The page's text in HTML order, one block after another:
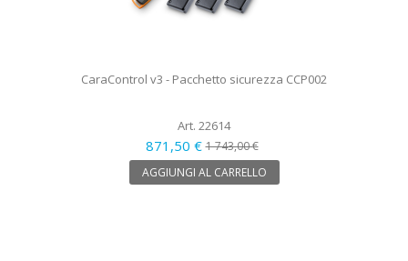
CaraControl v3 - Pacchetto sicurezza CCP002
Art. 22614
871,50 €1 743,00 €
AGGIUNGI AL CARRELLO